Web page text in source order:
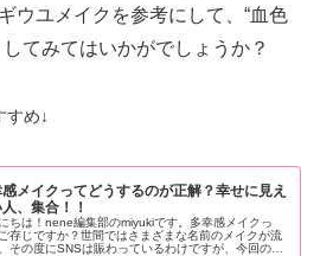
ウユメイクを参考にして、“血色
てみてはいかがでしょうか？
すめ↓
メイクってどうするのが正解？幸せに見え
、集合！！
ちは！nene編集部のmiyukiです。多幸感メイクっ
存じですか？世間ではさまざまな名前のメイクが流
その度にSNSは賑わっているわけですが、今回の多